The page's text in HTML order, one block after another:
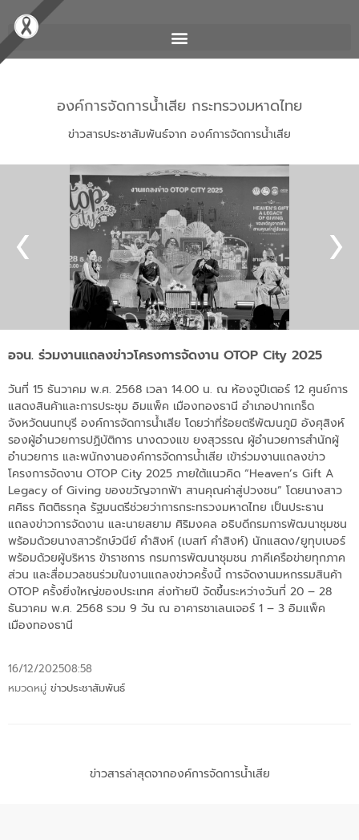
องค์การจัดการน้ำเสีย กระทรวงมหาดไทย
ข่าวสารประชาสัมพันธ์จาก องค์การจัดการน้ำเสีย
อจน. ร่วมงานแถลงข่าวโครงการจัดงาน OTOP City 2025
วันที่ 15 ธันวาคม พ.ศ. 2568 เวลา 14.00 น. ณ ห้องจูปีเตอร์ 12 ศูนย์การ
แสดงสินค้าและการประชุม อิมแพ็ค เมืองทองธานี อำเภอปากเกร็ด
จังหวัดนนทบุรี องค์การจัดการน้ำเสีย โดยว่าที่ร้อยตรีพัฒนภูมิ อังศุสิงห์
รองผู้อำนวยการปฏิบัติการ นางดวงแข ยงสุวรรณ ผู้อำนวยการสำนักผู้
อำนวยการ และพนักงานองค์การจัดการน้ำเสีย เข้าร่วมงานแถลงข่าว
โครงการจัดงาน OTOP City 2025 ภายใต้แนวคิด “Heaven’s Gift A
Legacy of Giving ของขวัญจากฟ้า สานคุณค่าสู่ปวงชน” โดยนางสาว
ศศิธร กิตติธรกุล รัฐมนตรีช่วยว่าการกระทรวงมหาดไทย เป็นประธาน
แถลงข่าวการจัดงาน และนายสยาม ศิริมงคล อธิบดีกรมการพัฒนาชุมชน
พร้อมด้วยนางสาวรักษ์วนีย์ คำสิงห์ (เบสท์ คำสิงห์) นักแสดง/ยูทุบเบอร์
พร้อมด้วยผู้บริหาร ข้าราชการ กรมการพัฒนาชุมชน ภาคีเครือข่ายทุกภาค
ส่วน และสื่อมวลชนร่วมในงานแถลงข่าวครั้งนี้ การจัดงานมหกรรมสินค้า
OTOP ครั้งยิ่งใหญ่ของประเทศ ส่งท้ายปี จัดขึ้นระหว่างวันที่ 20 – 28
ธันวาคม พ.ศ. 2568 รวม 9 วัน ณ อาคารชาเลนเจอร์ 1 – 3 อิมแพ็ค
เมืองทองธานี
16/12/202508:58
หมวดหมู่ ข่าวประชาสัมพันธ์
ข่าวสารล่าสุดจากองค์การจัดการน้ำเสีย